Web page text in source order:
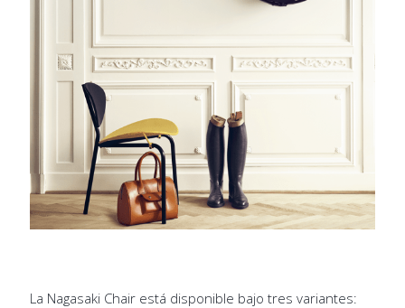
La Nagasaki Chair está disponible bajo tres variantes: